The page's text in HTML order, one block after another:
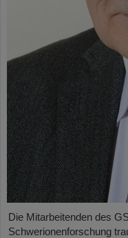
Die Mitarbeitenden des
Schwerionenforschung